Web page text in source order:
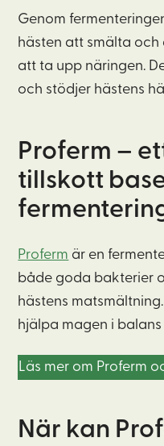
Genom
hästen att smälta
att ta upp näringen.
och stödjer hästens
Proferm –
tillskott
Proferm är en
både goda bakterier
hästens
hjälpa magen i
Läs mer om Proferm
När kan